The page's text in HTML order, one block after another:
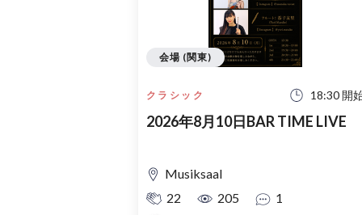
クラシック 18:30 開
2026年8月10日BAR TIME LIVE
Musiksaal
22
205 1
会場 (関東)